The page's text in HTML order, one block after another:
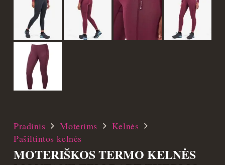
Pradinis Moterims
Kelnės
Pašiltintos kelnės
MOTERIŠKOS TERMO KELNĖS